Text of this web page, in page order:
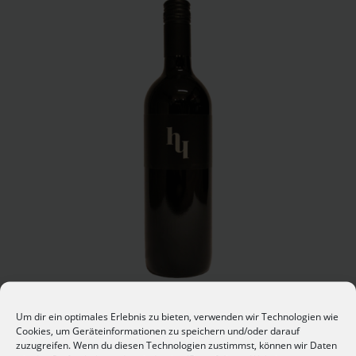
Um dir ein optimales Erlebnis zu bieten, verwenden wir Technologien wie
Cookies, um Geräteinformationen zu speichern und/oder darauf
zuzugreifen. Wenn du diesen Technologien zustimmst, können wir Daten
“Landwein Rot”